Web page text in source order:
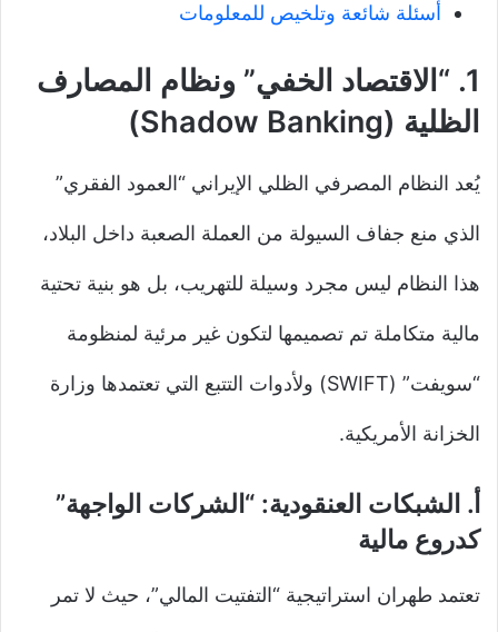
أسئلة شائعة وتلخيص للمعلومات
1. “الاقتصاد الخفي” ونظام المصارف
الظلية (Shadow Banking)
يُعد النظام المصرفي الظلي الإيراني “العمود الفقري”
الذي منع جفاف السيولة من العملة الصعبة داخل البلاد،
هذا النظام ليس مجرد وسيلة للتهريب، بل هو بنية تحتية
مالية متكاملة تم تصميمها لتكون غير مرئية لمنظومة
“سويفت” (SWIFT) ولأدوات التتبع التي تعتمدها وزارة
الخزانة الأمريكية.
أ. الشبكات العنقودية: “الشركات الواجهة”
كدروع مالية
تعتمد طهران استراتيجية “التفتيت المالي”، حيث لا تمر